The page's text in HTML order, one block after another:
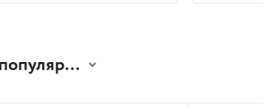
Сначала популярные